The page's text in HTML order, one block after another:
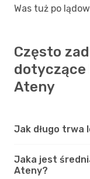
Was tuż po
Często
dotyczące
Ateny
Jak długo trwa
Jaka jest
Ateny?